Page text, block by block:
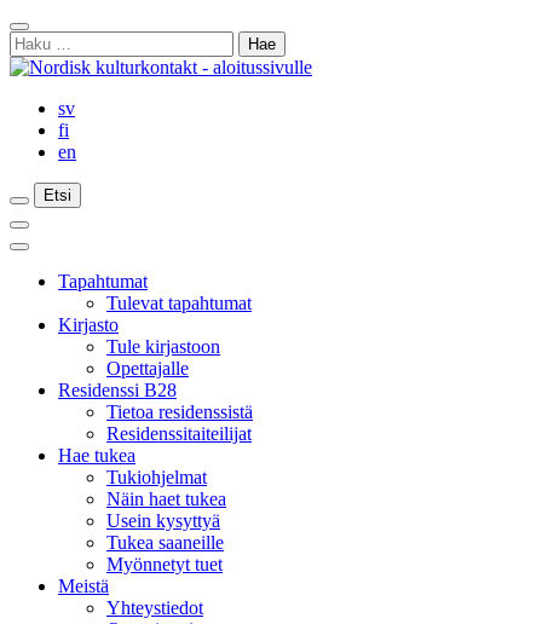
Siirry
sisältöön
Sulje
haku
Haku:
sv
fi
en
Etsi
Etsi
Etsi
Päävalikko
Sulje
päävalikkoTapahtumat
Tulevat tapahtumat
Kirjasto
Tule kirjastoon
Opettajalle
Residenssi B28
Tietoa residenssistä
Residenssitaiteilijat
Hae tukea
Tukiohjelmat
Näin haet tukea
Usein kysyttyä
Tukea saaneille
Myönnetyt tuet
Meistä
Yhteystiedot